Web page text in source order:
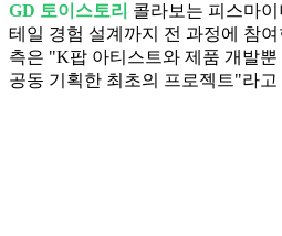
GD 토이스토리 콜라보는 피스마
테일 경험 설계까지 전 과정에 참
측은 "K팝 아티스트와 제품 개발뿐
공동 기획한 최초의 프로젝트"라